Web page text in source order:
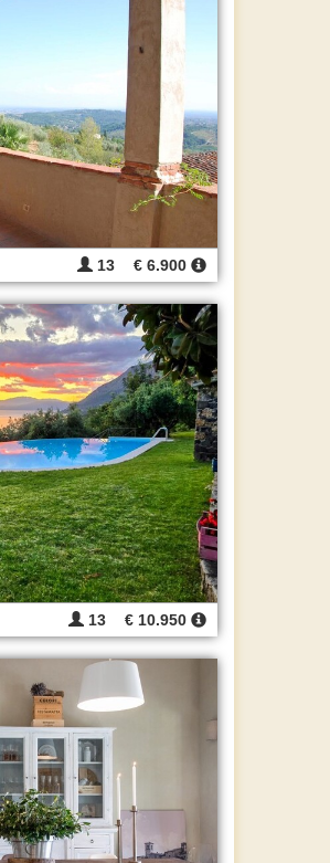
13 € 6.900
13 € 10.950